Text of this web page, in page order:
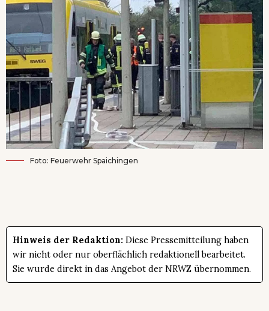
Foto: Feuerwehr Spaichingen
Hinweis der Redaktion: Diese Pressemitteilung haben
wir nicht oder nur oberflächlich redaktionell bearbeitet.
Sie wurde direkt in das Angebot der NRWZ übernommen.